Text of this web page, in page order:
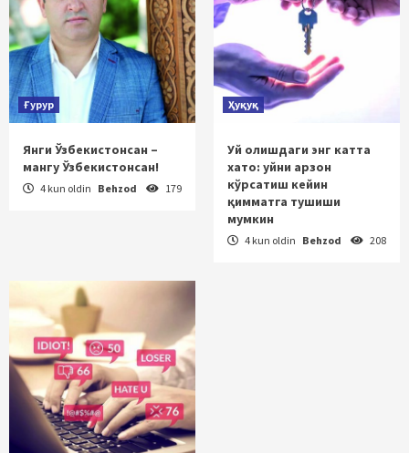
Ғурур
Янги Ўзбекистонсан –
мангу Ўзбекистонсан!
4 kun oldin Behzod 179
Ҳуқуқ
Уй олишдаги энг катта
хато: уйни арзон
кўрсатиш кейин
қимматга тушиши
мумкин
4 kun oldin Behzod 208